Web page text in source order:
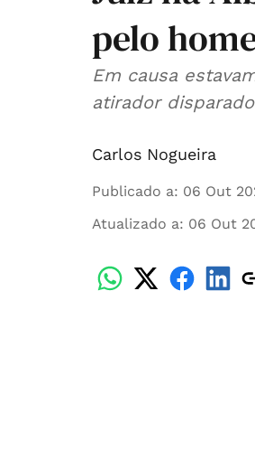
pelo
Em causa
atirador
Carlos Nogueira
Publicado a: 06 Out
Atualizado a: 06 Out